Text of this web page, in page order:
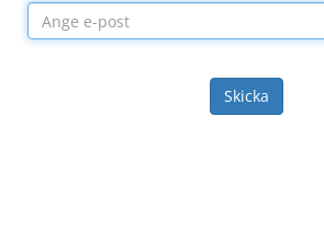
Skicka